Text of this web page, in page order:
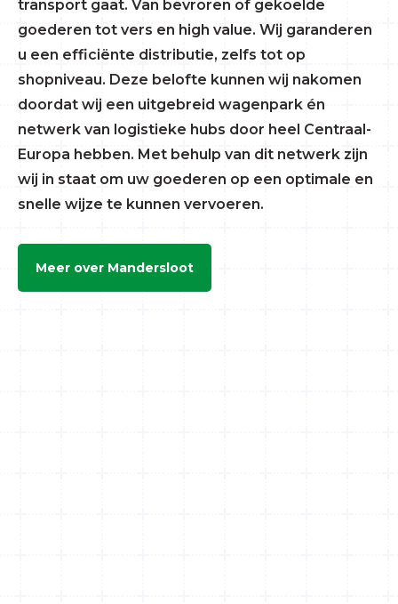
transport gaat. Van bevroren of gekoelde
goederen tot vers en high value. Wij garanderen
u een efficiënte distributie, zelfs tot op
shopniveau. Deze belofte kunnen wij nakomen
doordat wij een uitgebreid wagenpark én
netwerk van logistieke hubs door heel Centraal-
Europa hebben. Met behulp van dit netwerk zijn
wij in staat om uw goederen op een optimale en
snelle wijze te kunnen vervoeren.
Meer over Mandersloot